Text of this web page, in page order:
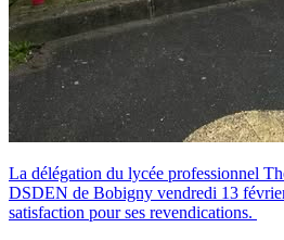
La délégation du lycée professionnel
DSDEN de Bobigny vendredi 13
satisfaction pour ses revendications.